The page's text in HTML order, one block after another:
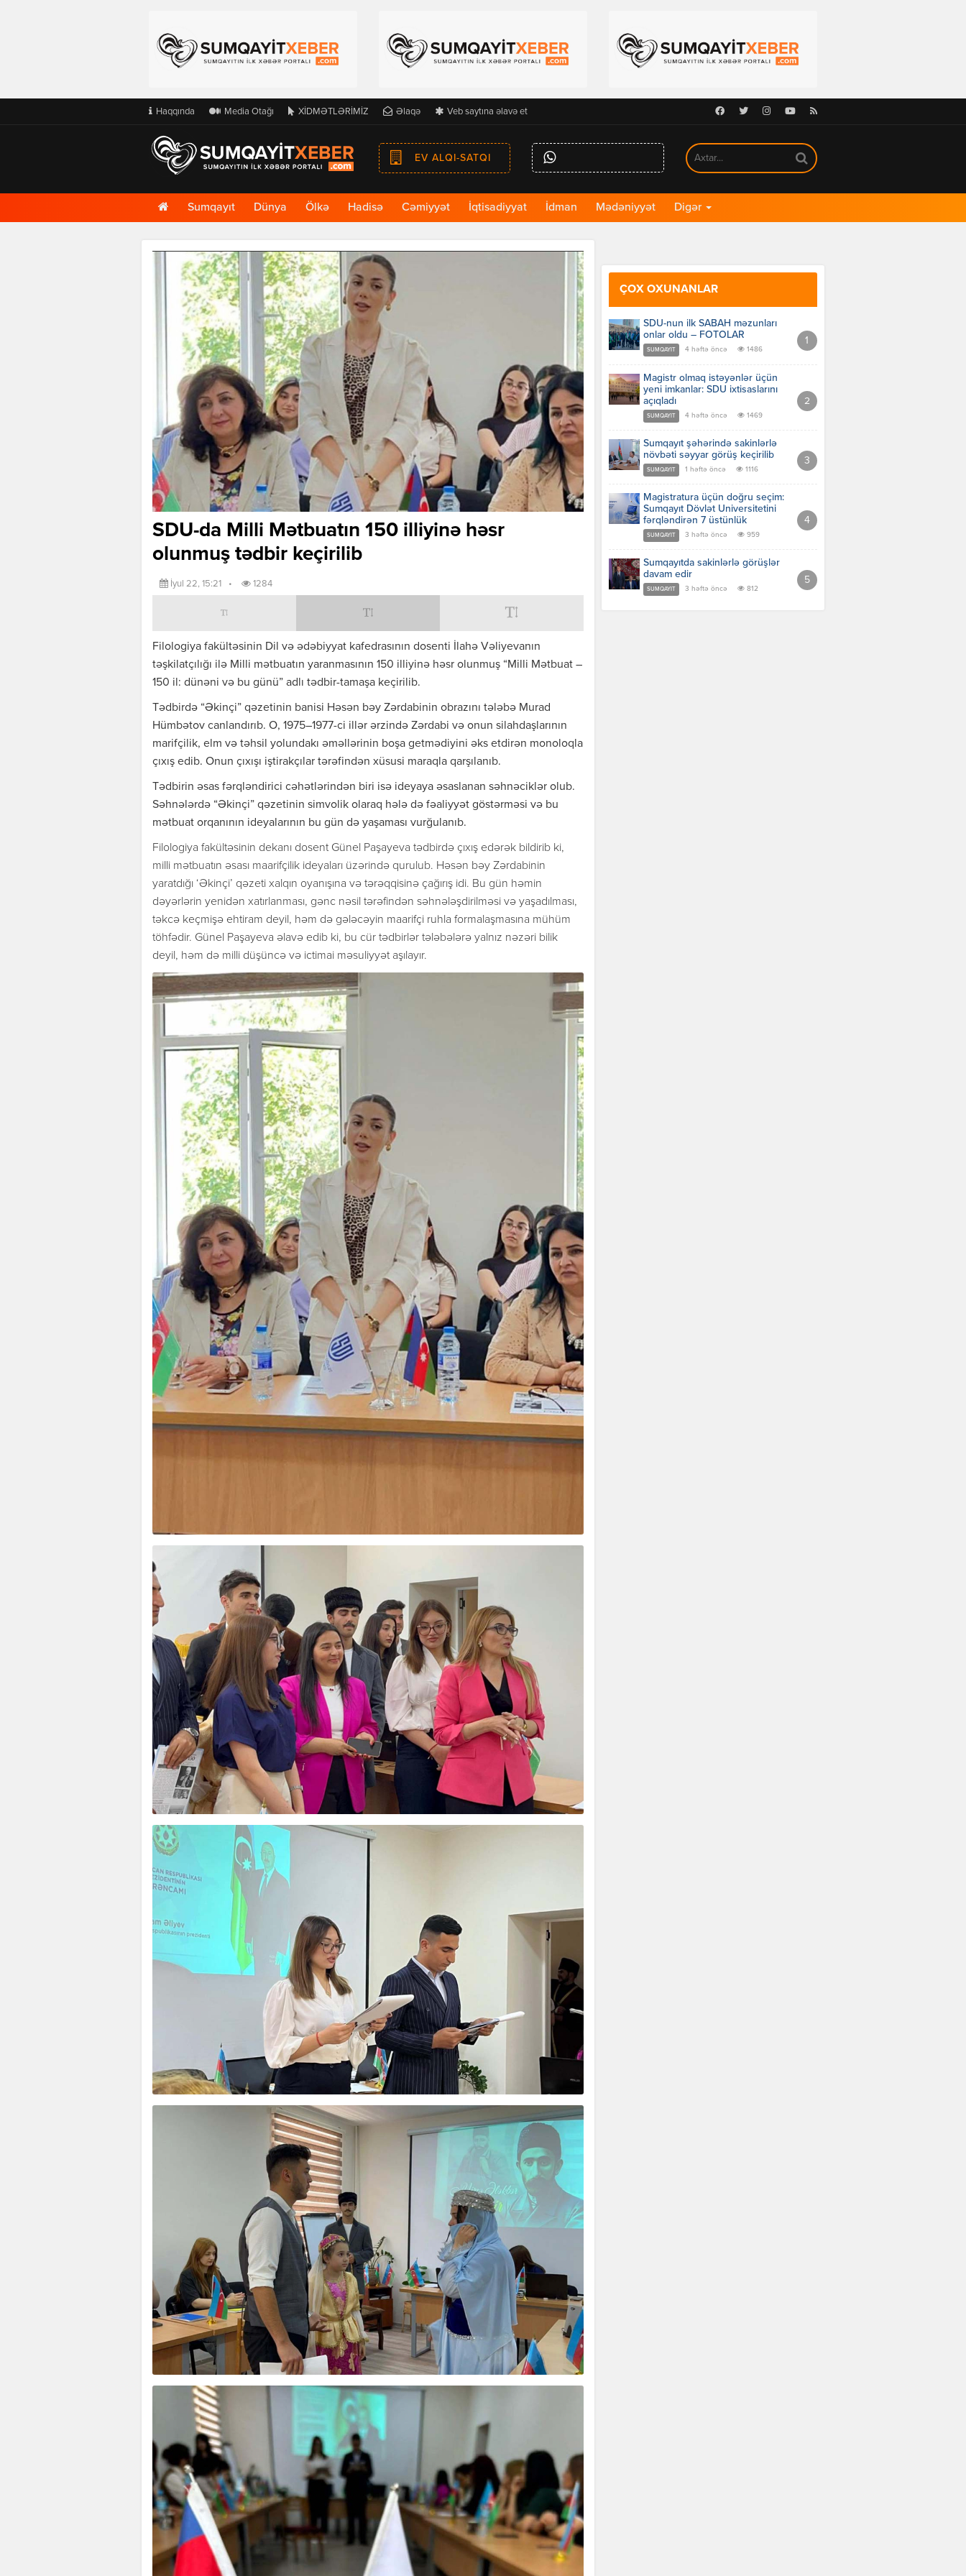
Haqqında Media Otağı XİDMƏTLƏRİMİZ Əlaqə Veb saytına əlavə et Facebook
TwitterInstagramYoutubeRSS
EV ALQI-SATQI
Ana
Səhifə
Sumqayıt Dünya Ölkə Hadisə Cəmiyyət İqtisadiyyat İdman Mədəniyyət Digər
SDU-da Milli Mətbuatın 150 illiyinə həsr
olunmuş tədbir keçirilib
İyul 22, 15:21 • 1284
Filologiya fakültəsinin Dil və ədəbiyyat kafedrasının dosenti İlahə Vəliyevanın
təşkilatçılığı ilə Milli mətbuatın yaranmasının 150 illiyinə həsr olunmuş “Milli Mətbuat –
150 il: dünəni və bu günü” adlı tədbir-tamaşa keçirilib.
Tədbirdə “Əkinçi” qəzetinin banisi Həsən bəy Zərdabinin obrazını tələbə Murad
Hümbətov canlandırıb. O, 1975–1977-ci illər ərzində Zərdabi və onun silahdaşlarının
marifçilik, elm və təhsil yolundakı əməllərinin boşa getmədiyini əks etdirən monoloqla
çıxış edib. Onun çıxışı iştirakçılar tərəfindən xüsusi maraqla qarşılanıb.
Tədbirin əsas fərqləndirici cəhətlərindən biri isə ideyaya əsaslanan səhnəciklər olub.
Səhnələrdə “Əkinçi” qəzetinin simvolik olaraq hələ də fəaliyyət göstərməsi və bu
mətbuat orqanının ideyalarının bu gün də yaşaması vurğulanıb.
Filologiya fakültəsinin dekanı dosent Günel Paşayeva tədbirdə çıxış edərək bildirib ki,
milli mətbuatın əsası maarifçilik ideyaları üzərində qurulub. Həsən bəy Zərdabinin
yaratdığı ‘Əkinçi’ qəzeti xalqın oyanışına və tərəqqisinə çağırış idi. Bu gün həmin
dəyərlərin yenidən xatırlanması, gənc nəsil tərəfindən səhnələşdirilməsi və yaşadılması,
təkcə keçmişə ehtiram deyil, həm də gələcəyin maarifçi ruhla formalaşmasına mühüm
töhfədir. Günel Paşayeva əlavə edib ki, bu cür tədbirlər tələbələrə yalnız nəzəri bilik
deyil, həm də milli düşüncə və ictimai məsuliyyət aşılayır.
ÇOX OXUNANLAR
SDU-nun ilk SABAH məzunları
onlar oldu – FOTOLAR
SUMQAYIT 4 həftə öncə 1486
Magistr olmaq istəyənlər üçün
yeni imkanlar: SDU ixtisaslarını
açıqladı
SUMQAYIT 4 həftə öncə 1469
Sumqayıt şəhərində sakinlərlə
növbəti səyyar görüş keçirilib
SUMQAYIT 1 həftə öncə 1116
Magistratura üçün doğru seçim:
Sumqayıt Dövlət Universitetini
fərqləndirən 7 üstünlük
SUMQAYIT 3 həftə öncə 959
Sumqayıtda sakinlərlə görüşlər
davam edir
SUMQAYIT 3 həftə öncə 812